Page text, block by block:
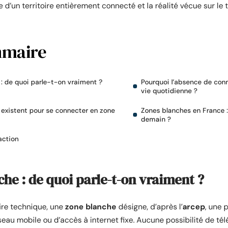
d’un territoire entièrement connecté et la réalité vécue sur le
: de quoi parle-t-on vraiment ?
Pourquoi l’absence de
vie quotidienne ?
pour se connecter en zone
Zones blanches en France
demain ?
: de quoi parle-t-on vraiment ?
technique, unezone blanche désigne, d’après l’arcep, une
mobile ou d’accès à internet fixe. Aucune possibilité de